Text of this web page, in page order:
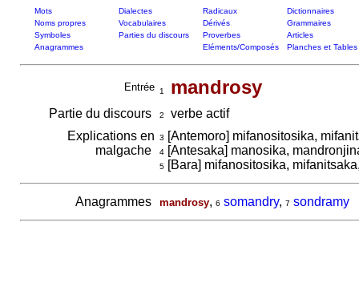
Mots Dialectes Radicaux
Dictionnaires
Noms propres
Vocabulaires Dérivés
Grammaires
Symboles
Parties du discours Proverbes
Articles
Anagrammes
Eléments/Composés Planches et Tables
Entrée 1 mandrosy
Partie du discours 2
verbe actif
Explications en
malgache
3 [Antemoro] mifanositosika,
4[Antesaka] manosika,
5[Bara] mifanositosika,
Anagrammes mandrosy, 6 somandry, 7 sondramy